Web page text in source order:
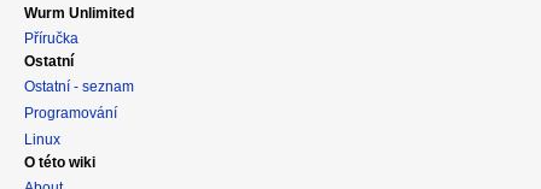
Wurm Unlimited
Příručka
Ostatní
Ostatní - seznam
Programování
Linux
O této wiki